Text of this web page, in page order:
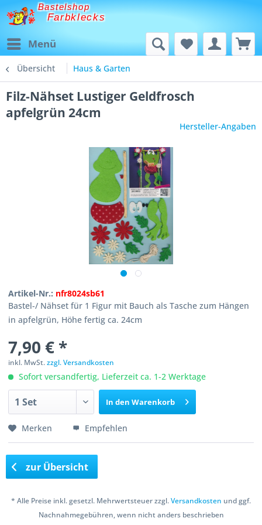
Bastelshop
Farbklecks
Menü
Übersicht Haus & Garten
Filz-Nähset Lustiger Geldfrosch
apfelgrün 24cm
Hersteller-Angaben
Artikel-Nr.: nfr8024sb61
Bastel-/ Nähset für 1 Figur mit Bauch als Tasche zum Hängen
in apfelgrün, Höhe fertig ca. 24cm
7,90 € *
inkl. MwSt.zzgl. Versandkosten
Sofort versandfertig, Lieferzeit ca. 1-2 Werktage
In den Warenkorb
Merken Empfehlen
zur Übersicht
* Alle Preise inkl. gesetzl. Mehrwertsteuer zzgl.Versandkosten und ggf.
Nachnahmegebühren, wenn nicht anders beschrieben